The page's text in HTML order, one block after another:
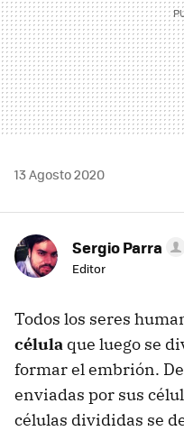
13 Agosto 2020
Sergio Parra
Editor
Todos los seres
célula que luego se
formar el embrión.
enviadas por sus
células divididas se